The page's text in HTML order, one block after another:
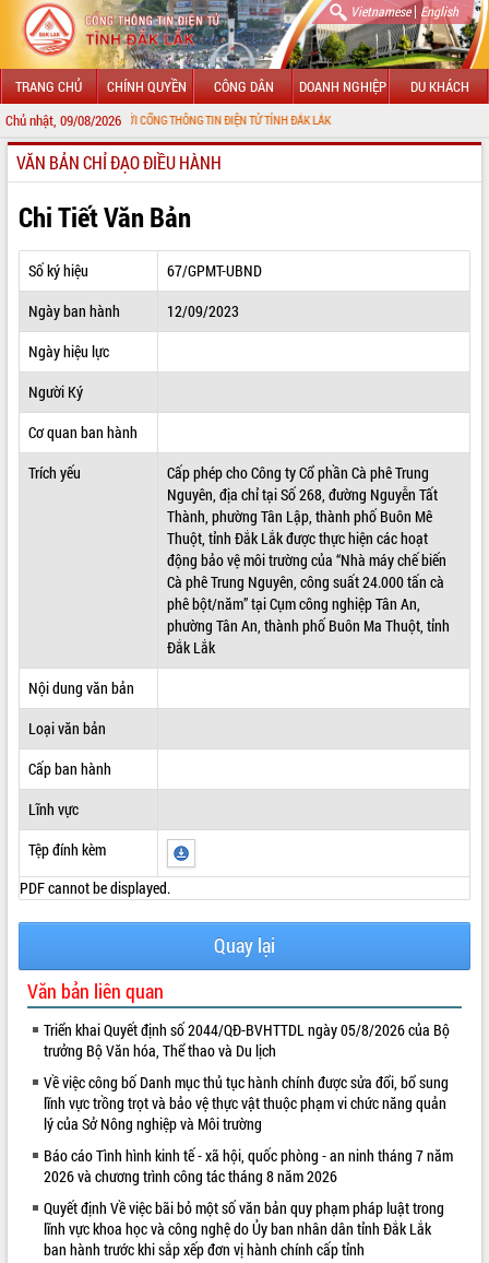
Vietnamese| English
TRANG CHỦ CHÍNH QUYỀN CÔNG DÂN DOANH NGHIỆP DU KHÁCH
Chủ nhật, 09/08/2026
ĐẾN VỚI CỔNG THÔNG TIN ĐIỆN TỬ TỈNH ĐẮK LẮK
GIỚI THIỆU
LÃNH ĐẠO UBND TỈNH
TIN TỨC SỰ KIỆN
SỞ, BAN, NGÀNH
THÔNG TIN CHỈ ĐẠO ĐIỀU HÀNH
HỆ THỐNG VĂN BẢN
VĂN BẢN HĐND TỈNH
VIDEO
Khám bệnh, cấp phát thuốc miễn phí
và tặng quà người dân xã Cư Pui
VĂN BẢN CHỈ ĐẠO ĐIỀU HÀNH
Chi Tiết Văn Bản
Số ký hiệu
67/GPMT-UBND
Ngày ban hành
12/09/2023
Ngày hiệu lực
Người Ký
Cơ quan ban hành
Trích yếu
Cấp phép cho Công ty Cổ phần Cà phê Trung
Nguyên, địa chỉ tại Số 268, đường Nguyễn Tất
Thành, phường Tân Lập, thành phố Buôn Mê
Thuột, tỉnh Đắk Lắk được thực hiện các hoạt
động bảo vệ môi trường của “Nhà máy chế biến
Cà phê Trung Nguyên, công suất 24.000 tấn cà
phê bột/năm” tại Cụm công nghiệp Tân An,
phường Tân An, thành phố Buôn Ma Thuột, tỉnh
Đắk Lắk
Nội dung văn bản
Loại văn bản
Cấp ban hành
Lĩnh vực
Tệp đính kèm
PDF cannot be displayed.
Quay lại
Văn bản liên quan
Triển khai Quyết định số 2044/QĐ-BVHTTDL ngày 05/8/2026 của Bộ
trưởng Bộ Văn hóa, Thể thao và Du lịch
Về việc công bố Danh mục thủ tục hành chính được sửa đổi, bổ sung
lĩnh vực trồng trọt và bảo vệ thực vật thuộc phạm vi chức năng quản
lý của Sở Nông nghiệp và Môi trường
Báo cáo Tình hình kinh tế - xã hội, quốc phòng - an ninh tháng 7 năm
2026 và chương trình công tác tháng 8 năm 2026
Quyết định Về việc bãi bỏ một số văn bản quy phạm pháp luật trong
lĩnh vực khoa học và công nghệ do Ủy ban nhân dân tỉnh Đắk Lắk
ban hành trước khi sắp xếp đơn vị hành chính cấp tỉnh